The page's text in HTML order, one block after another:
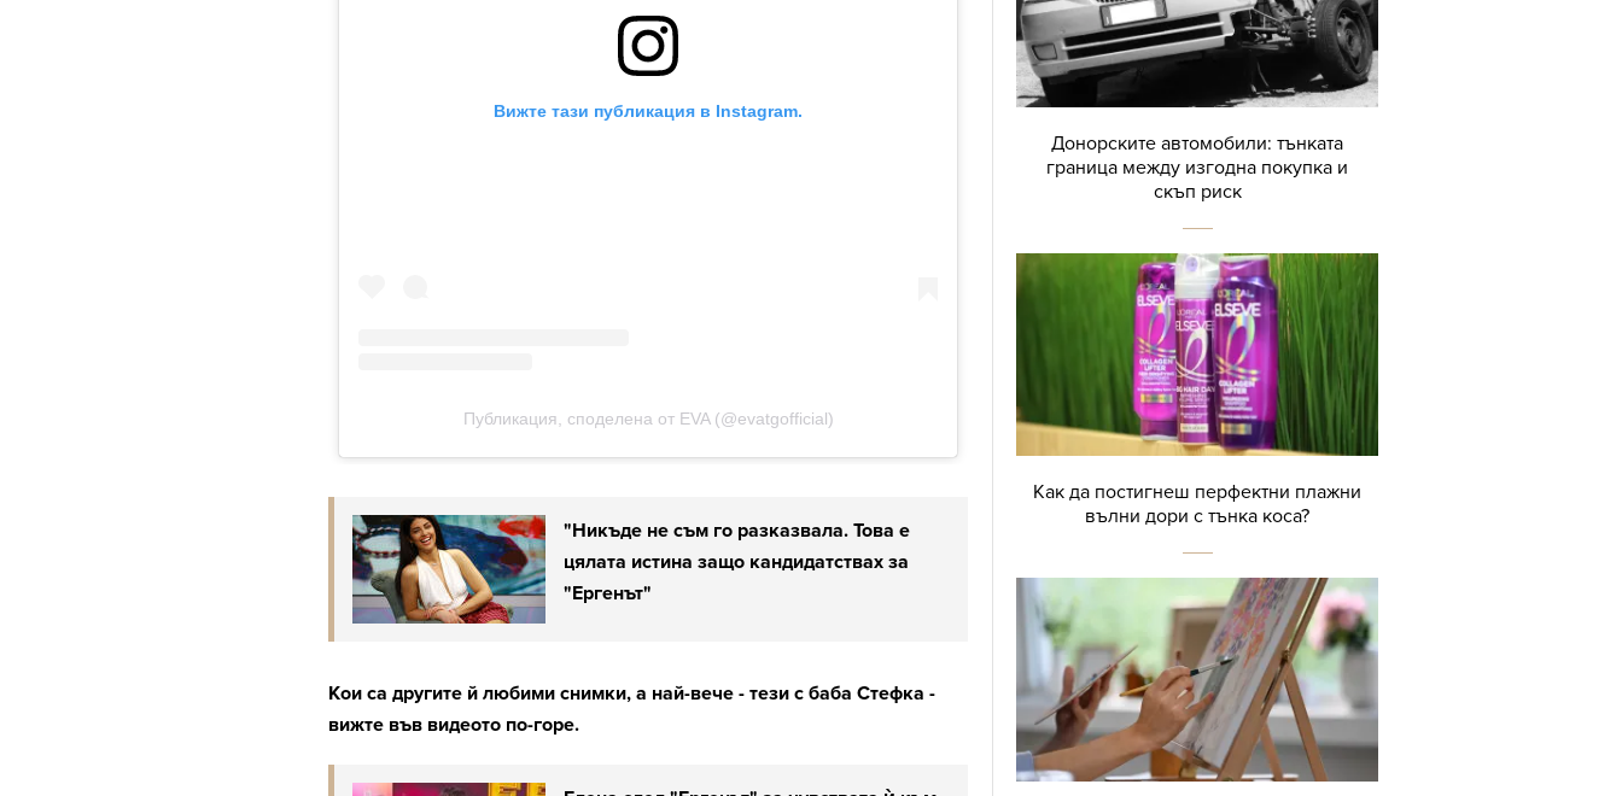
"Никъде не съм го разказвала. Това е
цялата истина защо кандидатствах за
"Ергенът"
Кои са другите й любими снимки, а най-вече - тези с баба Стефка -
вижте във видеото по-горе.
Донорските автомобили: тънката
граница между изгодна покупка и
скъп риск
Как да постигнеш перфектни плажни
вълни дори с тънка коса?